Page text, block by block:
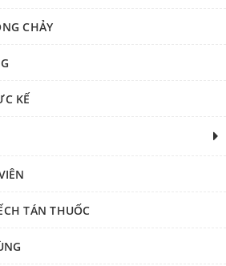
CHẢY
KẾ
TÁN THUỐC